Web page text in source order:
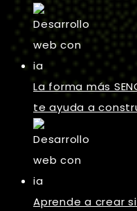
La forma más
te ayuda a
Aprende a crear